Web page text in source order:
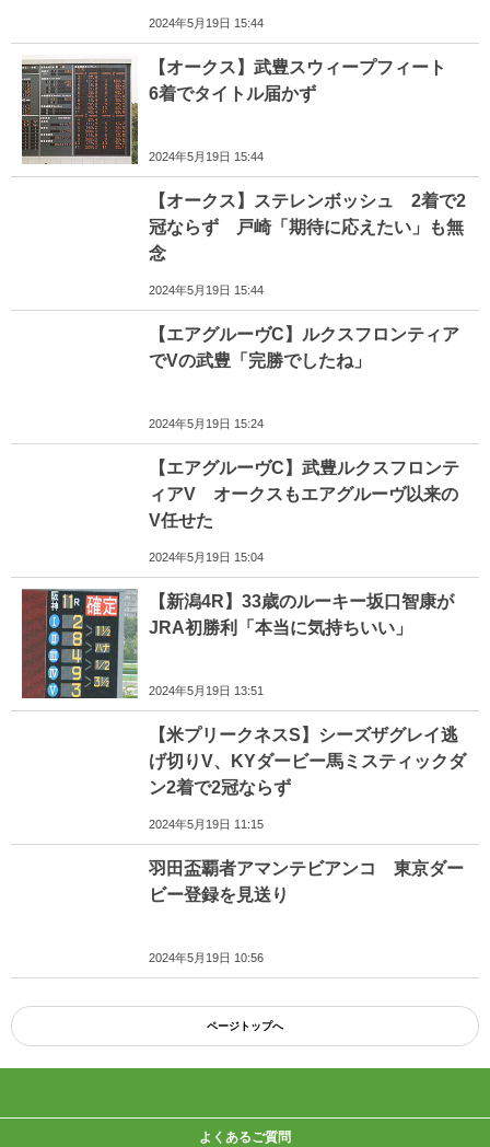
2024年5月19日 15:44
【オークス】武豊スウィープフィート
6着でタイトル届かず
2024年5月19日 15:44
【オークス】ステレンボッシュ 2着で2
冠ならず 戸崎「期待に応えたい」も無
念
2024年5月19日 15:44
【エアグルーヴC】ルクスフロンティア
でVの武豊「完勝でしたね」
2024年5月19日 15:24
【エアグルーヴC】武豊ルクスフロンテ
ィアV オークスもエアグルーヴ以来の
V任せた
2024年5月19日 15:04
【新潟4R】33歳のルーキー坂口智康が
JRA初勝利「本当に気持ちいい」
2024年5月19日 13:51
【米プリークネスS】シーズザグレイ逃
げ切りV、KYダービー馬ミスティックダ
ン2着で2冠ならず
2024年5月19日 11:15
羽田盃覇者アマンテビアンコ 東京ダー
ビー登録を見送り
2024年5月19日 10:56
ページトップへ
よくあるご質問